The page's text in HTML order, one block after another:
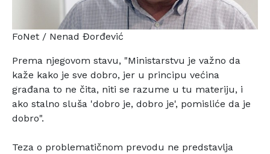
FoNet / Nenad Đorđević
Prema njegovom stavu, "Ministarstvu je važno da
kaže kako je sve dobro, jer u principu većina
građana to ne čita, niti se razume u tu materiju, i
ako stalno sluša 'dobro je, dobro je', pomisliće da je
dobro".
Teza o problematičnom prevodu ne predstavlja